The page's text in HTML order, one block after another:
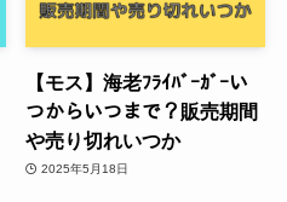
【モス】海老ﾌﾗｲﾊﾞｰｶﾞｰい
つからいつまで？販売期間
や売り切れいつか
2025年5月18日